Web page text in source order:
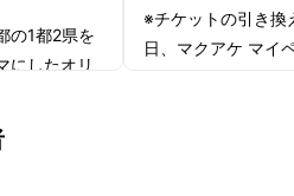
の1都2県を
にしたオリ
ジナルT
摩川の水
※チケットの引き換
日、マクアケ マイ